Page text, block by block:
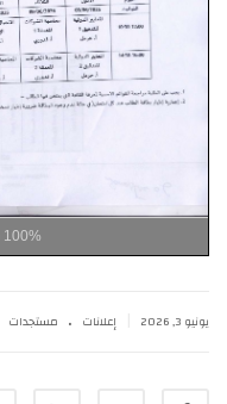
100%
يونيو 3, 2026 إعلانات . مستجدات